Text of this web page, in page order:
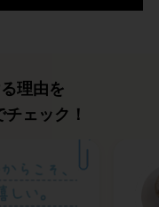
理由を
チェック！